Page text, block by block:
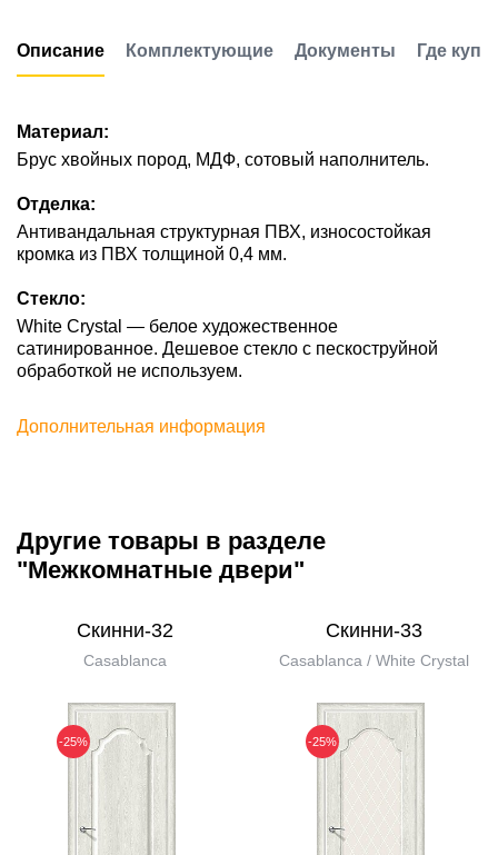
Описание Комплектующие Документы Где
Материал:
Брус хвойных пород, МДФ, сотовый наполнитель.
Отделка:
Антивандальная структурная ПВХ, износостойкая
кромка из ПВХ толщиной 0,4 мм.
Стекло:
White Сrystal — белое художественное
сатинированное. Дешевое стекло с пескоструйной
обработкой не используем.
Дополнительная информация
Другие товары в разделе
"Межкомнатные двери"
Скинни-32
Casablanca
-25%
Скинни-33
Casablanca / White Сrystal
-25%